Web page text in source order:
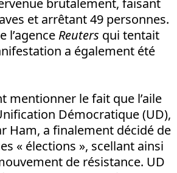
brutalement, faisant
et arrêtant 49 personnes.
l’agence Reuters qui tentait
a également été
mentionner le fait que l’aile
Démocratique (UD),
Ham, a finalement décidé de
« élections », scellant ainsi
de résistance. UD